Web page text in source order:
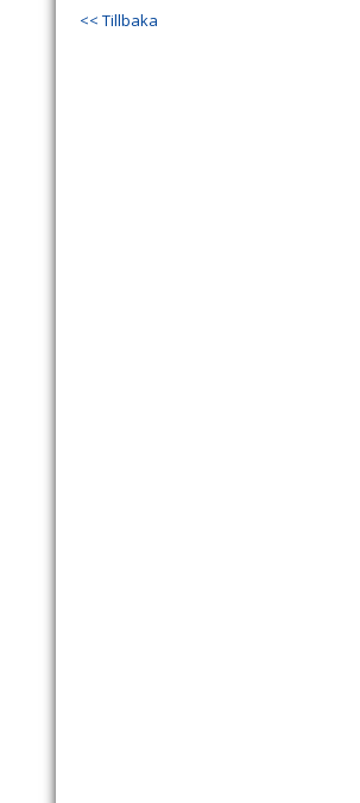
<< Tillbaka